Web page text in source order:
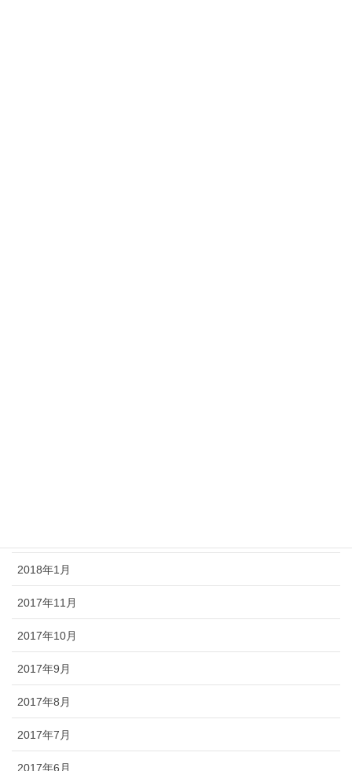
2018年1月
2017年11月
2017年10月
2017年9月
2017年8月
2017年7月
2017年6月